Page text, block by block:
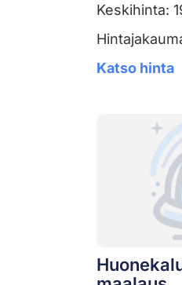
Keskihinta:
Katso hinta